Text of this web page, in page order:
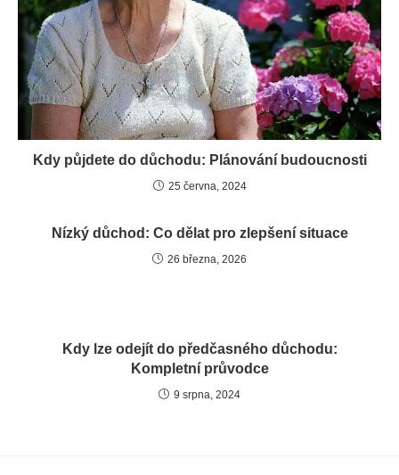
Kdy půjdete do důchodu: Plánování budoucnosti
25 června, 2024
Nízký důchod: Co dělat pro zlepšení situace
26 března, 2026
Kdy lze odejít do předčasného důchodu:
Kompletní průvodce
9 srpna, 2024